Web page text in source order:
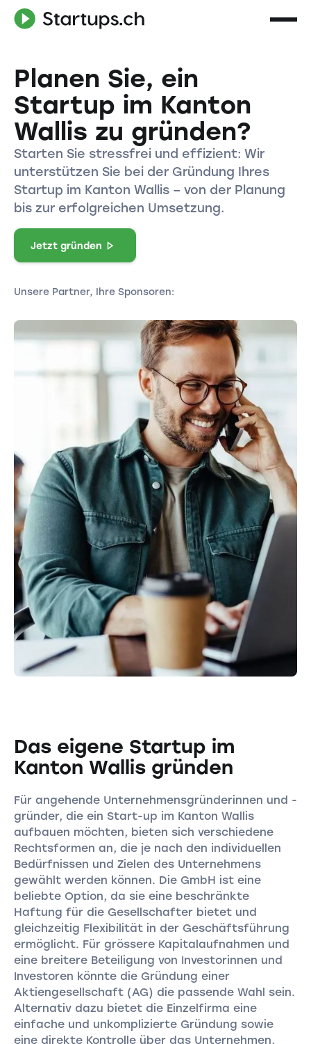
Planen Sie, ein
Startup im Kanton
Wallis zu gründen?
Starten Sie stressfrei und effizient: Wir
unterstützen Sie bei der Gründung Ihres
Startup im Kanton Wallis – von der Planung
bis zur erfolgreichen Umsetzung.
Jetzt gründen
Unsere Partner, Ihre Sponsoren:
Das eigene Startup im
Kanton Wallis gründen
Für angehende Unternehmensgründerinnen und -
gründer, die ein Start-up im Kanton Wallis
aufbauen möchten, bieten sich verschiedene
Rechtsformen an, die je nach den individuellen
Bedürfnissen und Zielen des Unternehmens
gewählt werden können. Die GmbH ist eine
beliebte Option, da sie eine beschränkte
Haftung für die Gesellschafter bietet und
gleichzeitig Flexibilität in der Geschäftsführung
ermöglicht. Für grössere Kapitalaufnahmen und
eine breitere Beteiligung von Investorinnen und
Investoren könnte die Gründung einer
Aktiengesellschaft (AG) die passende Wahl sein.
Alternativ dazu bietet die Einzelfirma eine
einfache und unkomplizierte Gründung sowie
eine direkte Kontrolle über das Unternehmen,